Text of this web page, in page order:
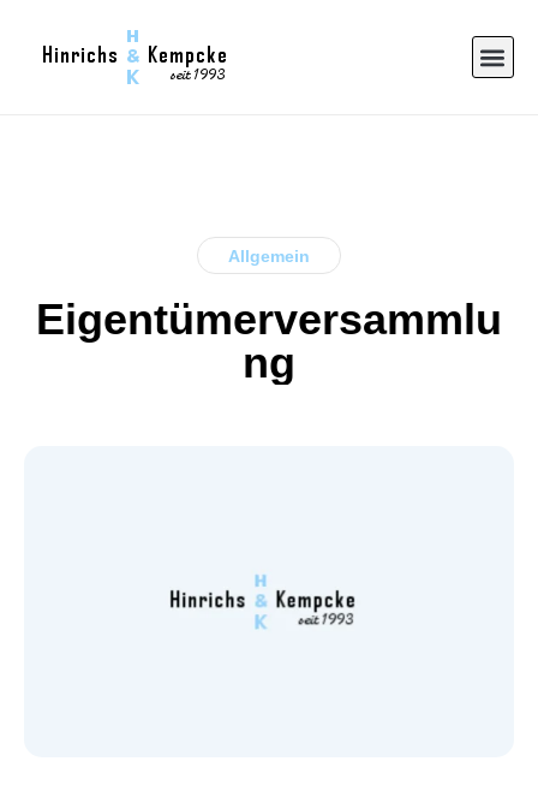
Allgemein
Eigentümerversammlu
ng